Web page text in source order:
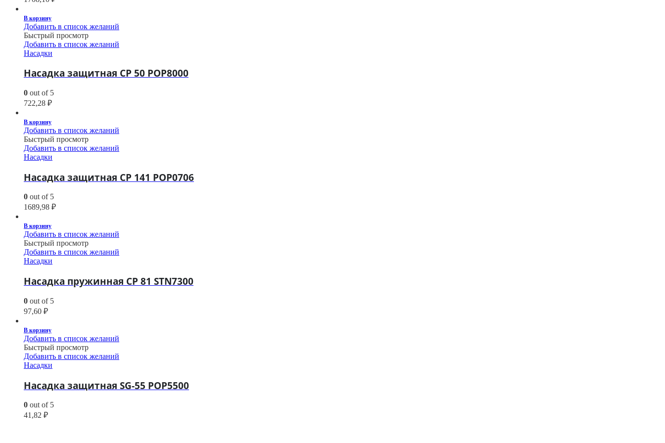
В корзину
Добавить в список желаний
Быстрый просмотр
Добавить в список желаний
Насадки
Насадка защитная CP 50 POP8000
0 out of 5
722,28 ₽
В корзину
Добавить в список желаний
Быстрый просмотр
Добавить в список желаний
Насадки
Насадка защитная CP 141 POP0706
0 out of 5
1689,98 ₽
В корзину
Добавить в список желаний
Быстрый просмотр
Добавить в список желаний
Насадки
Насадка пружинная CP 81 STN7300
0 out of 5
97,60 ₽
В корзину
Добавить в список желаний
Быстрый просмотр
Добавить в список желаний
Насадки
Насадка защитная SG-55 POP5500
0 out of 5
41,82 ₽